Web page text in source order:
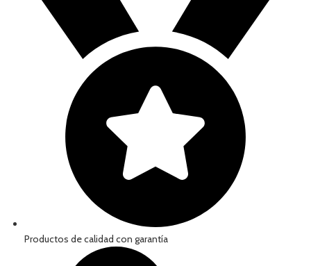
Productos de calidad con garantía